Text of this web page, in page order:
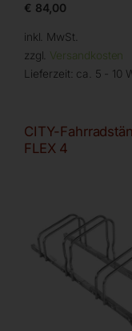
€ 84,00
inkl. MwSt.
zzgl. Versandkosten
Lieferzeit: ca. 5 - 10
CITY-
FLEX 4